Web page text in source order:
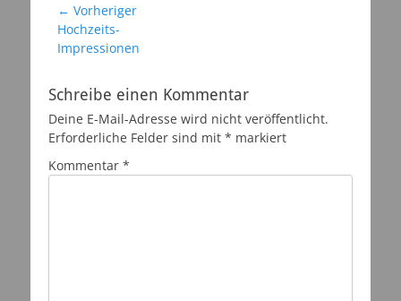
Beitragsnavigation
← Vorheriger
Vorheriger
Beitrag:
Hochzeits-
Impressionen
Schreibe einen Kommentar
Deine E-Mail-Adresse wird nicht veröffentlicht.
Erforderliche Felder sind mit * markiert
Kommentar *